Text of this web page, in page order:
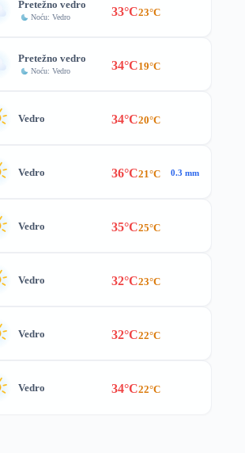
Pretežno vedro
Noću: Vedro 33°C23°C
Pretežno vedro
Noću: Vedro 34°C19°C
Vedro 34°C20°C
Vedro 36°C21°C 0.3 mm
Vedro 35°C25°C
Vedro 32°C23°C
Vedro 32°C22°C
Vedro 34°C22°C